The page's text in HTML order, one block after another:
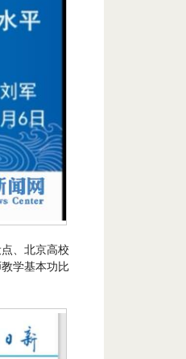
、北京高校
学基本功比